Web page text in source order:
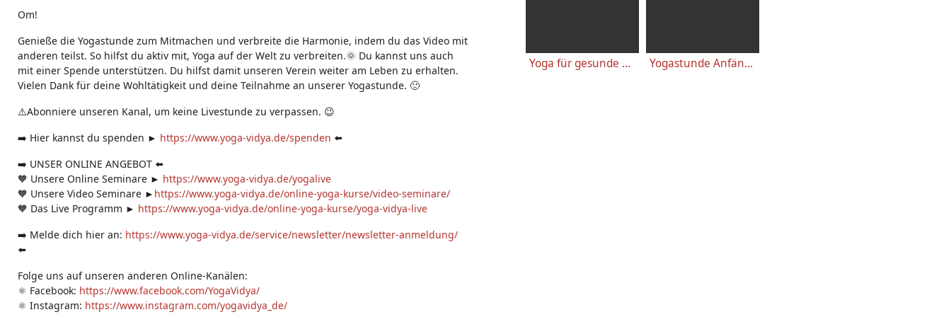
s:
Om!
Genieße die Yogastunde zum Mitmachen und verbreite die Harmonie, indem du das Video mit
anderen teilst. So hilfst du aktiv mit, Yoga auf der Welt zu verbreiten.🌞 Du kannst uns auch
mit einer Spende unterstützen. Du hilfst damit unseren Verein weiter am Leben zu erhalten.
Vielen Dank für deine Wohltätigkeit und deine Teilnahme an unserer Yogastunde. 🙂
⚠️Abonniere unseren Kanal, um keine Livestunde zu verpassen. 😉
➡️ Hier kannst du spenden ► https://www.yoga-vidya.de/spenden ⬅️
➡️ UNSER ONLINE ANGEBOT ⬅️
🧡 Unsere Online Seminare ► https://www.yoga-vidya.de/yogalive
🧡 Unsere Video Seminare ► https://www.yoga-vidya.de/online-yoga-kurse/video-seminare/
🧡 Das Live Programm ► https://www.yoga-vidya.de/online-yoga-kurse/yoga-vidya-live
➡️ Melde dich hier an: https://www.yoga-vidya.de/service/newsletter/newsletter-anmeldung/
⬅️
Folge uns auf unseren anderen Online-Kanälen:
⚛️ Facebook: https://www.facebook.com/YogaVidya/
⚛️ Instagram: https://www.instagram.com/yogavidya_de/
Yoga für gesunde Knie - Einfache wirkungsvolle Gelenkübungen Yogastunde Anfänger 46 Minuten